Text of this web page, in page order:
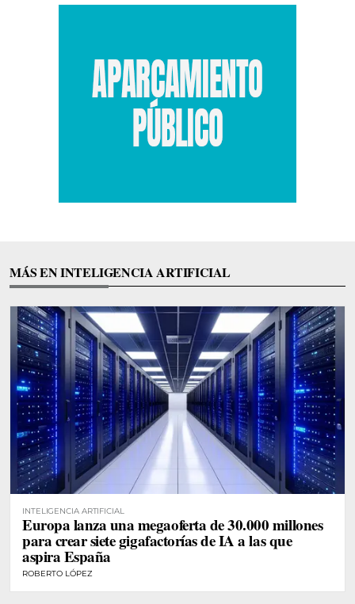
MÁS EN INTELIGENCIA ARTIFICIAL
INTELIGENCIA ARTIFICIAL
Europa lanza una megaoferta de 30.000 millones
para crear siete gigafactorías de IA a las que
aspira España
ROBERTO LÓPEZ